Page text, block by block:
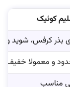
کوئیک
بذر کرفس، شوید و
و معمولا خفیف
مناسب